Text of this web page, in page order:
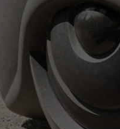
Kulturschaffende(r) oder
Arbeit.
kostenlosen Zugang zu